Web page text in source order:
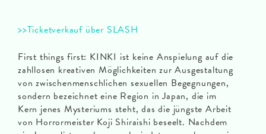
>>Ticketverkauf über SLASH
First things first: KINKI ist keine Anspielung auf die
zahllosen kreativen Möglichkeiten zur Ausgestaltung
von zwischenmenschlichen sexuellen Begegnungen,
sondern bezeichnet eine Region in Japan, die im
Kern jenes Mysteriums steht, das die jüngste Arbeit
von Horrormeister Koji Shiraishi beseelt. Nachdem